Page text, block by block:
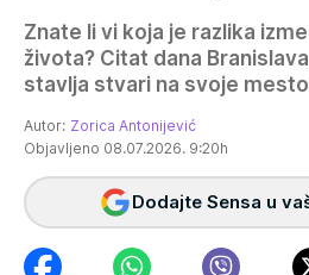
Znate li vi koja je razlika
života? Citat dana
stavlja stvari na svoje
Autor: Zorica Antonijević
Objavljeno 08.07.2026. 9:20h
Dodajte Sensa u